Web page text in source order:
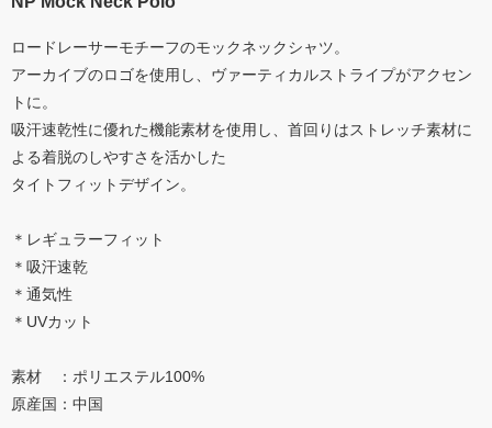
ロードレーサーモチーフのモックネックシャツ。
アーカイブのロゴを使用し、ヴァーティカルストライプがアクセン
トに。
吸汗速乾性に優れた機能素材を使用し、首回りはストレッチ素材に
よる着脱のしやすさを活かした
タイトフィットデザイン。
＊レギュラーフィット
＊吸汗速乾
＊通気性
＊UVカット
素材 ：ポリエステル100%
原産国：中国